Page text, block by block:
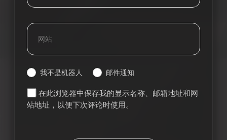
我不是机器人 邮件通知
在此浏览器中保存我的显示名称、邮箱地址和网
站地址，以便下次评论时使用。